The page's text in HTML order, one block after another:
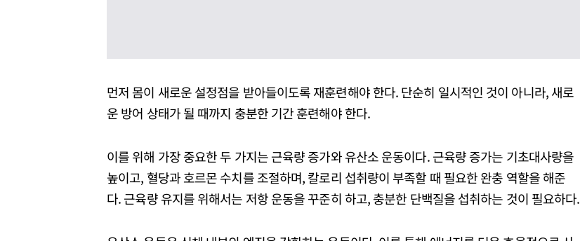
먼저 몸이 새로운 설정점을 받아들이도록 재훈련해야 한다. 단순히 일시적인 것이 아니라, 새로
운 방어 상태가 될 때까지 충분한 기간 훈련해야 한다.
이를 위해 가장 중요한 두 가지는 근육량 증가와 유산소 운동이다. 근육량 증가는 기초대사량을
높이고, 혈당과 호르몬 수치를 조절하며, 칼로리 섭취량이 부족할 때 필요한 완충 역할을 해준
다. 근육량 유지를 위해서는 저항 운동을 꾸준히 하고, 충분한 단백질을 섭취하는 것이 필요하다.